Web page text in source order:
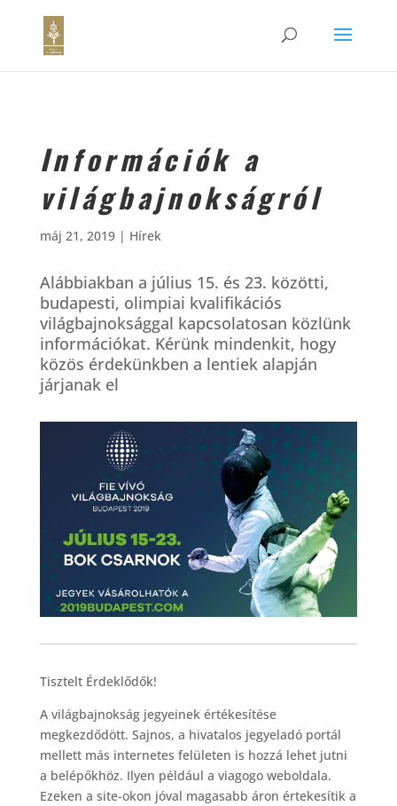
Információk a
világbajnokságról
máj 21, 2019| Hírek
Alábbiakban a július 15. és 23. közötti,
budapesti, olimpiai kvalifikációs
világbajnoksággal kapcsolatosan közlünk
információkat. Kérünk mindenkit, hogy
közös érdekünkben a lentiek alapján
járjanak el
Tisztelt Érdeklődők!
A világbajnokság jegyeinek értékesítése
megkezdődött. Sajnos, a hivatalos jegyeladó portál
mellett más internetes felületen is hozzá lehet jutni
a belépőkhöz. Ilyen például a viagogo weboldala.
Ezeken a site-okon jóval magasabb áron értekesítik a